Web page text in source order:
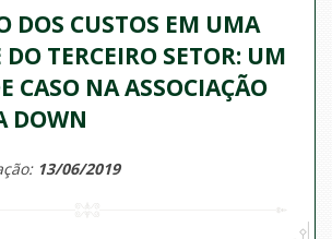
DOS CUSTOS EM UMA
TERCEIRO SETOR: UM
CASO NA ASSOCIAÇÃO
DOWN
13/06/2019